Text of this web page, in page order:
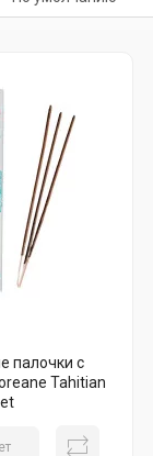
палочки с
Tahitian